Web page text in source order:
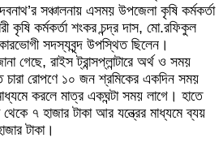
সঞ্চালনায় এসময় উপজেলা কৃষি কর্মকর্তা
কর্মকর্তা শংকর চন্দ্র দাস, মো.রফিকুল
সদস্যবৃন্দ উপস্থিত ছিলেন।
গেছে, রাইস ট্রান্সপ্লান্টারে অর্থ ও সময়
রোপণে ১০ জন শ্রমিকের একদিন সময়
করলে মাত্র একঘন্টা সময় লাগে। হাতে
৭ হাজার টাকা আর যন্ত্রের মাধ্যমে ব্যয়
টাকা।